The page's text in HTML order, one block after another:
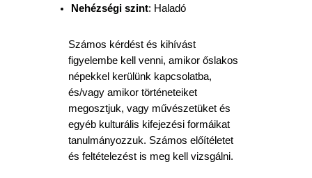
Nehézségi szint: Haladó
Számos kérdést és kihívást
figyelembe kell venni, amikor őslakos
népekkel kerülünk kapcsolatba,
és/vagy amikor történeteiket
megosztjuk, vagy művészetüket és
egyéb kulturális kifejezési formáikat
tanulmányozzuk. Számos előítéletet
és feltételezést is meg kell vizsgálni.